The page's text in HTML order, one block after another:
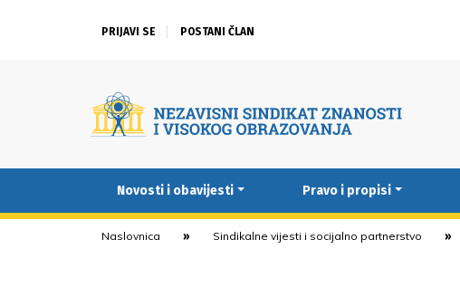
PRIJAVI SE POSTANI ČLAN
Novosti i obavijesti Pravo i propisi
Naslovnica Sindikalne vijesti i socijalno partnerstvo